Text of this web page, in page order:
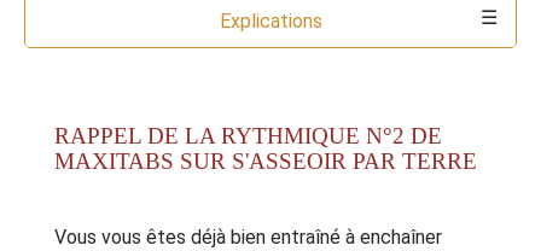
Explications
RAPPEL DE LA RYTHMIQUE N°2 DE
MAXITABS SUR S'ASSEOIR PAR TERRE
Vous vous êtes déjà bien entraîné à enchaîner